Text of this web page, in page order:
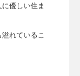
優しい住ま
れているこ